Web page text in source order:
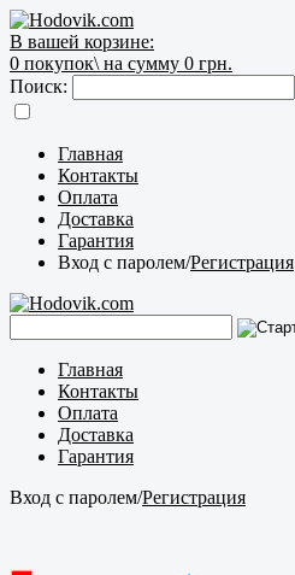
В вашей корзине:
0 покупок\ на сумму 0 грн.
Поиск:
Главная
Контакты
Оплата
Доставка
Гарантия
Вход с паролем/Регистрация
Главная
Контакты
Оплата
Доставка
Гарантия
Вход с паролем/Регистрация